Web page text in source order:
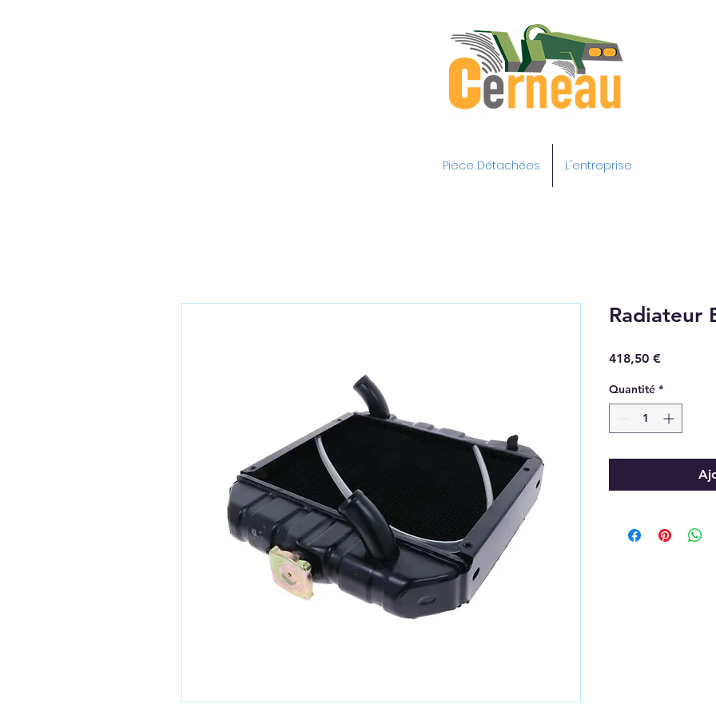
Pièce Détachées L'entreprise
Radiateur
418,50 €Prix
Quantité *